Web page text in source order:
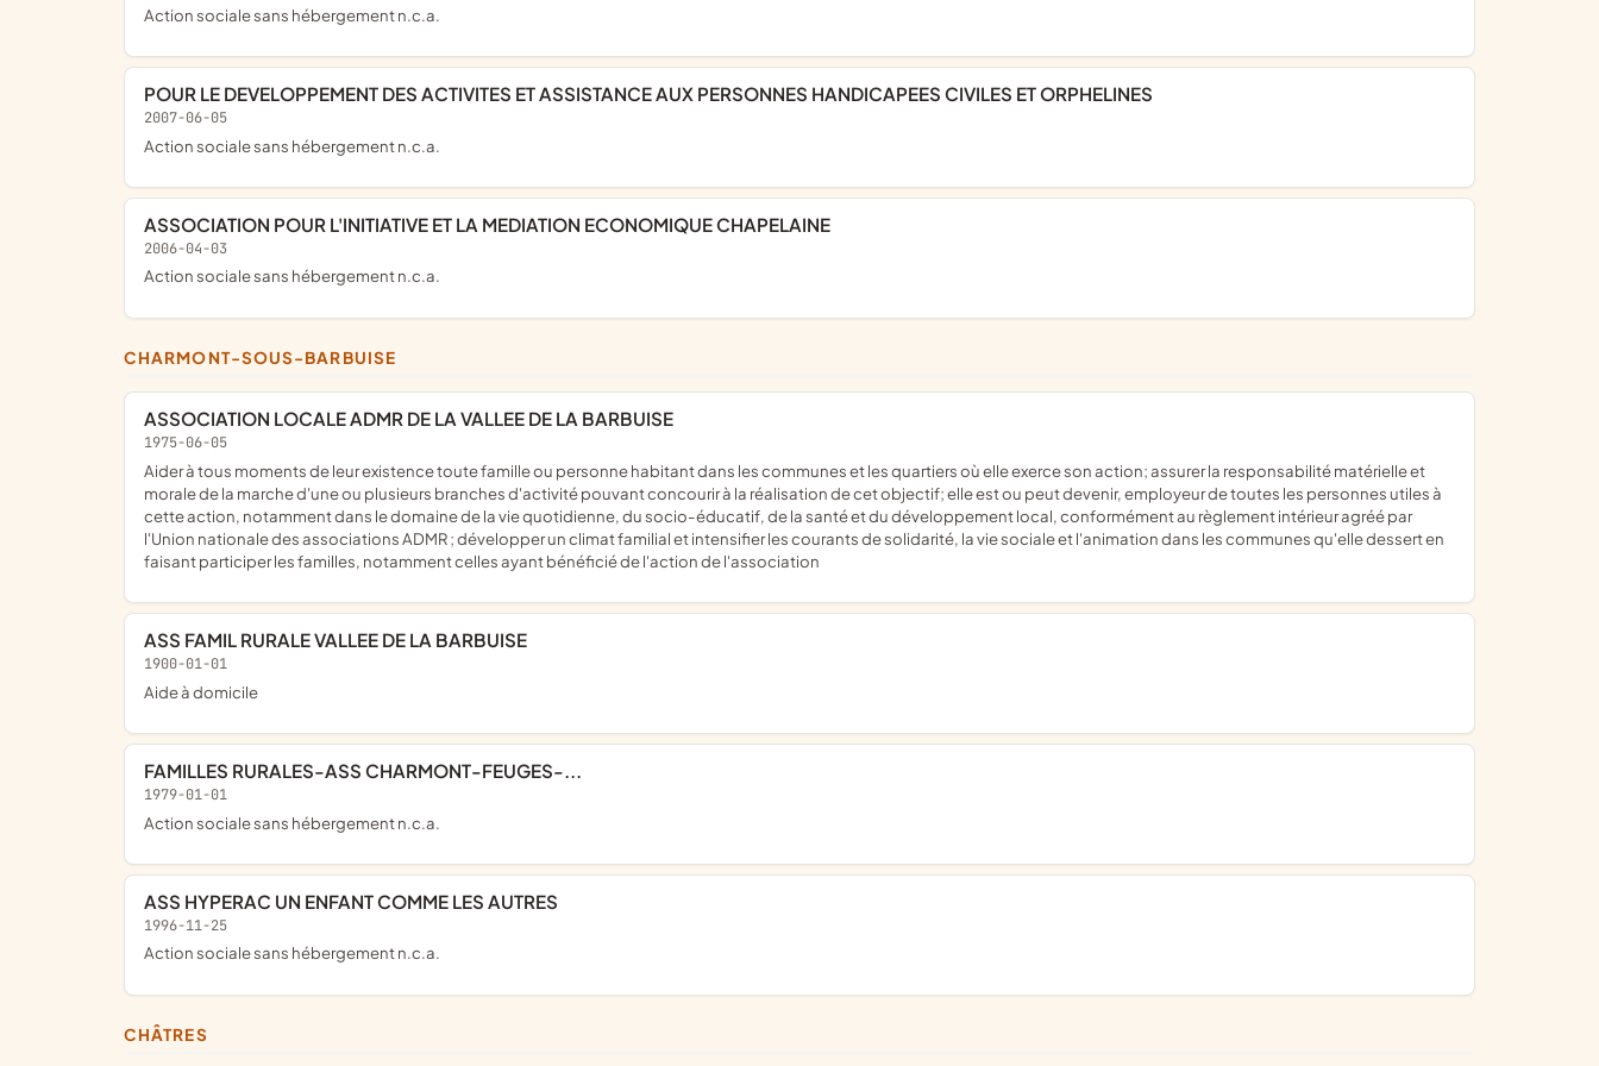
Action sociale sans hébergement n.c.a.
POUR LE DEVELOPPEMENT DES ACTIVITES ET ASSISTANCE AUX PERSONNES HANDICAPEES CIVILES ET ORPHELINES
2007-06-05
Action sociale sans hébergement n.c.a.
ASSOCIATION POUR L'INITIATIVE ET LA MEDIATION ECONOMIQUE CHAPELAINE
2006-04-03
Action sociale sans hébergement n.c.a.
CHARMONT-SOUS-BARBUISE
ASSOCIATION LOCALE ADMR DE LA VALLEE DE LA BARBUISE
1975-06-05
aider à tous moments de leur existence toute famille ou personne habitant dans les communes et les quartiers où elle exerce son action; assurer la responsabilité matérielle et
morale de la marche d'une ou plusieurs branches d'activité pouvant concourir à la réalisation de cet objectif; elle est ou peut devenir, employeur de toutes les personnes utiles à
cette action, notamment dans le domaine de la vie quotidienne, du socio-éducatif, de la santé et du développement local, conformément au règlement intérieur agréé par
l'Union nationale des associations ADMR ; développer un climat familial et intensifier les courants de solidarité, la vie sociale et l'animation dans les communes qu'elle dessert en
faisant participer les familles, notamment celles ayant bénéficié de l'action de l'association
ASS FAMIL RURALE VALLEE DE LA BARBUISE
1900-01-01
Aide à domicile
FAMILLES RURALES-ASS CHARMONT-FEUGES-...
1979-01-01
Action sociale sans hébergement n.c.a.
ASS HYPERAC UN ENFANT COMME LES AUTRES
1996-11-25
Action sociale sans hébergement n.c.a.
CHÂTRES